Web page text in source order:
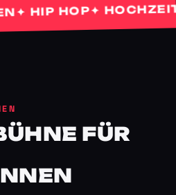
HOP✦
FÜR K